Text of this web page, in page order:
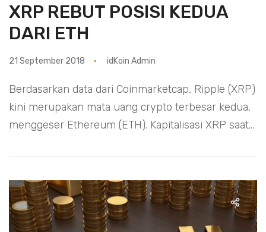
XRP REBUT POSISI KEDUA
DARI ETH
21 September 2018 idKoin Admin
Berdasarkan data dari Coinmarketcap, Ripple (XRP)
kini merupakan mata uang crypto terbesar kedua,
menggeser Ethereum (ETH). Kapitalisasi XRP saat...